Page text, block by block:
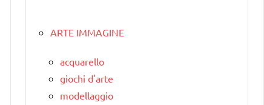
ARTE IMMAGINE
acquarello
giochi d'arte
modellaggio